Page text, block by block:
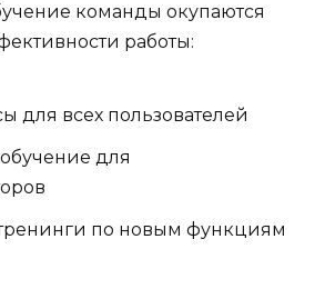
команды окупаются
работы:
для всех пользователей
для
по новым функциям